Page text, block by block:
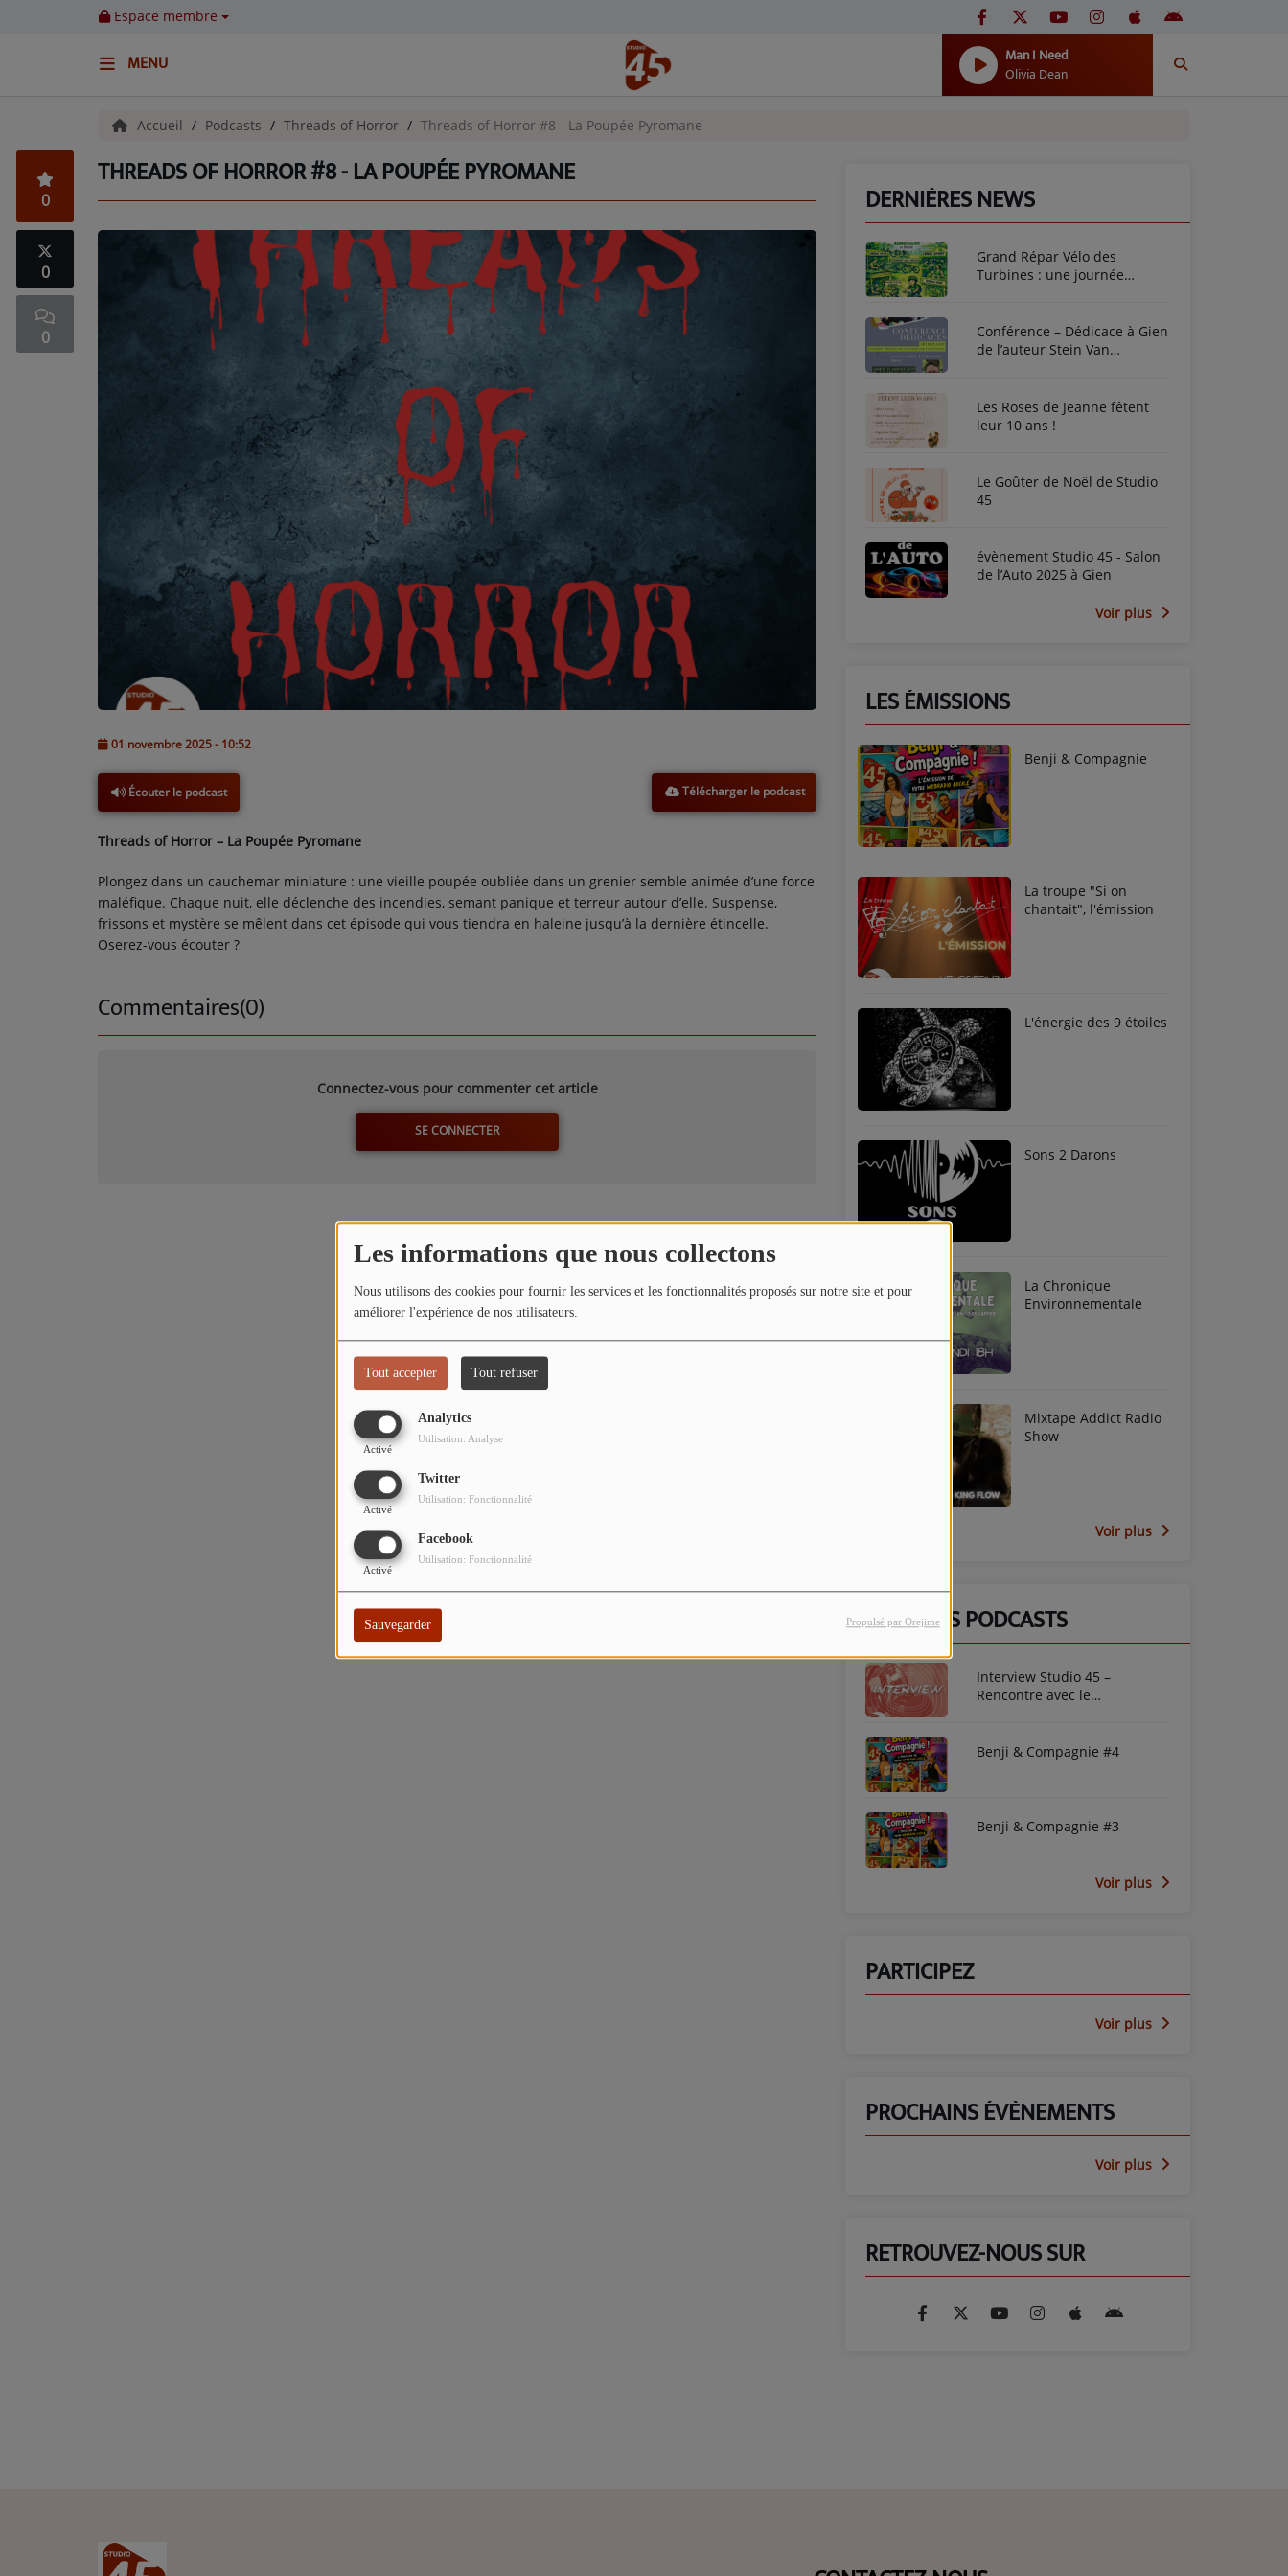
Les informations que nous collectons
Nous utilisons des cookies pour fournir les services et les fonctionnalités proposés sur notre site et pour
améliorer l'expérience de nos utilisateurs.
Tout accepter Tout refuser
Analytics
Activé
Utilisation: Analyse
Twitter
Activé
Utilisation: Fonctionnalité
Facebook
Activé
Utilisation: Fonctionnalité
Sauvegarder Propulsé par Orejime
Espace membre
MENU
Man I Need
Olivia Dean
Emissions
BENJI & COMPAGNIE
GIEN, SA FABULEUSE HISTOIRE
GRAFFITI CINÉMA
LES ASSOCIÉS DU JOUR
MIXTAPE ADDICT RADIO SHOW
"SI ON CHANTAIT", L'ÉMISSION
Accueil Podcasts Threads of Horror Threads of Horror #8 - La Poupée Pyromane
THREADS OF HORROR #8 - LA POUPÉE PYROMANE
0
0
0
01 novembre 2025 - 10:52
Écouter le podcast Télécharger le podcast
Threads of Horror – La Poupée Pyromane
Plongez dans un cauchemar miniature : une vieille poupée oubliée dans un grenier semble animée d’une force
maléfique. Chaque nuit, elle déclenche des incendies, semant panique et terreur autour d’elle. Suspense,
frissons et mystère se mêlent dans cet épisode qui vous tiendra en haleine jusqu’à la dernière étincelle.
Oserez-vous écouter ?
Commentaires(0)
Connectez-vous pour commenter cet article
SE CONNECTER
DERNIÈRES NEWS
Grand Répar Vélo des
Turbines : une journée
Conférence – Dédicace à Gien
de l’auteur Stein Van
Les Roses de Jeanne fêtent
leur 10 ans !
Le Goûter de Noël de Studio
45
évènement Studio 45 - Salon
de l’Auto 2025 à Gien
Voir plus
LES ÉMISSIONS
Benji & Compagnie
La troupe "Si on
chantait", l'émission
L'énergie des 9 étoiles
Sons 2 Darons
La Chronique
Environnementale
Mixtape Addict Radio
Show
Voir plus
DERNIERS PODCASTS
Interview Studio 45 –
Rencontre avec le
Benji & Compagnie #4
Benji & Compagnie #3
Voir plus
PARTICIPEZ
Voir plus
PROCHAINS ÉVÈNEMENTS
Voir plus
RETROUVEZ-NOUS SUR